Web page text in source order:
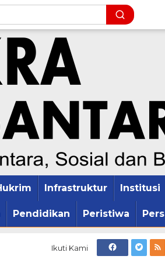
Infrastruktur Institusi
Pendidikan Peristiwa Pers
Ikuti Kami